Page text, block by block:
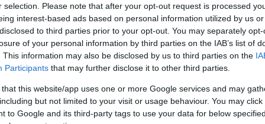
selection. Please note that after your opt-out request is processed
interest-based ads based on personal information utilized by us
to third parties prior to your opt-out. You may separately
of your personal information by third parties on the IAB’s list of
This information may also be disclosed by us to third parties on the
Participants that may further disclose it to other third parties.
that this website/app uses one or more Google services and may
but not limited to your visit or usage behaviour. You may
to Google and its third-party tags to use your data for below
előtt?
azt, amit a színpadon: hogy kívülről néznek. A
a fényre -, ezért sokkal nagyobb a feszültség. A
Szóval olyan személyek, akik mind azért dolgoznak, hogy jól